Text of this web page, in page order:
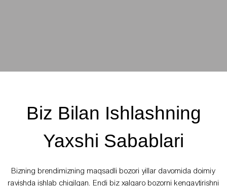
Biz Bilan Ishlashning
Yaxshi Sabablari
Bizning brendimizning maqsadli bozori yillar davomida doimiy
ravishda ishlab chiqilgan. Endi biz xalqaro bozorni kengaytirishni